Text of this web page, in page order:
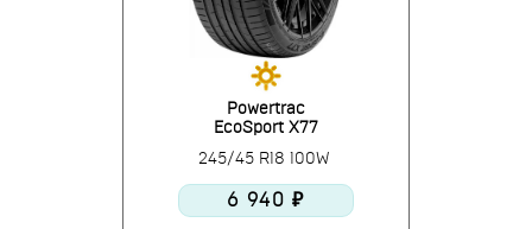
Powertrac
EcoSport X77
245/45 R18 100W
6 940 ₽